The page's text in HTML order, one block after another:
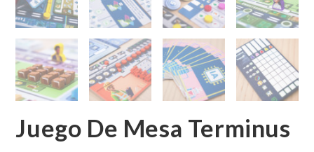
Juego De Mesa Terminus